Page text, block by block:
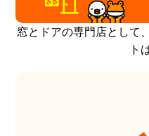
窓とドアの専門店として
ト